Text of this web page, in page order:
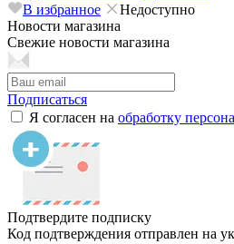
В избранное
Недоступно
Новости магазина
Свежие новости магазина
Подписаться
Я согласен на обработку
Подтвердите подписку
Код подтверждения отправлен на